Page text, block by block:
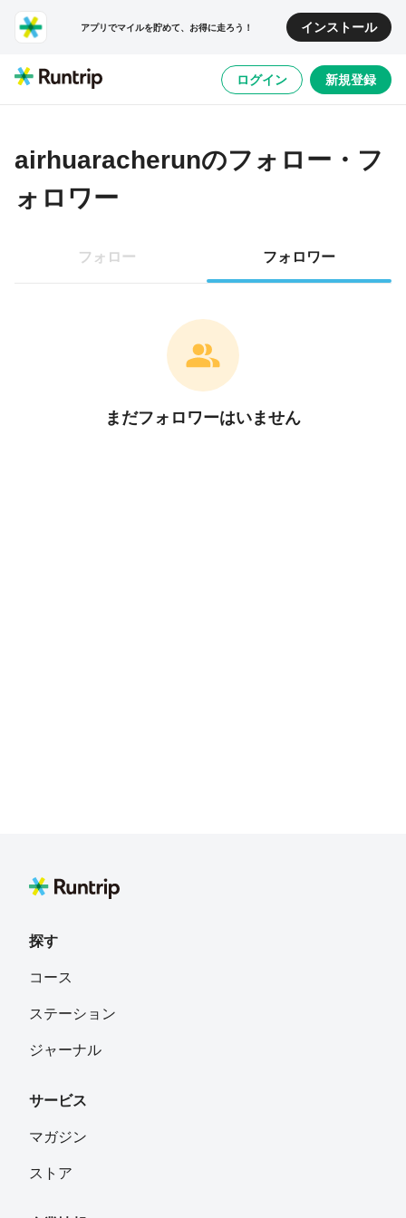
アプリでマイルを貯めて、お得に走ろう！ インストール
ログイン 新規登録
airhuaracherunのフォロー・フ
ォロワー
フォロー フォロワー
まだフォロワーはいません
探す
コース
ステーション
ジャーナル
サービス
マガジン
ストア